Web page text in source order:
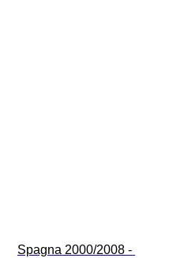
Spagna 2000/2008 -